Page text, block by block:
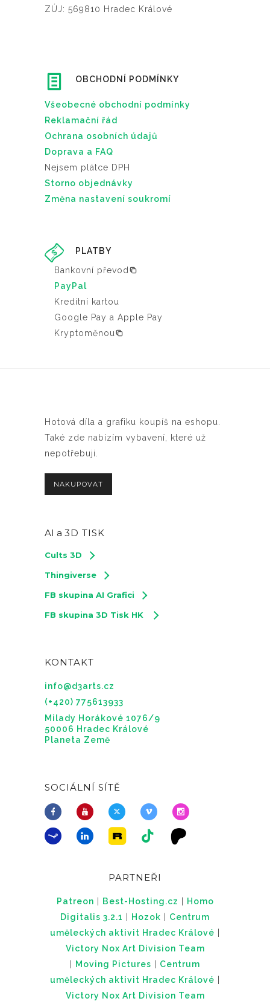
ZÚJ: 569810 Hradec Králové
OBCHODNÍ PODMÍNKY
Všeobecné obchodní podmínky
Reklamační řád
Ochrana osobních údajů
Doprava a FAQ
Nejsem plátce DPH
Storno objednávky
Změna nastavení soukromí
PLATBY
Bankovní převod
PayPal
Kreditní kartou
Google Pay a Apple Pay
Kryptoměnou
Hotová díla a grafiku koupíš na eshopu.
Také zde nabízím vybavení, které už
nepotřebuji.
NAKUPOVAT
AI a 3D TISK
Cults 3D
Thingiverse
FB skupina AI Grafici
FB skupina 3D Tisk HK
KONTAKT
info@d3arts.cz
(+420) 775613933
Milady Horákové 1076/9
50006 Hradec Králové
Planeta Země
SOCIÁLNÍ SÍTĚ
PARTNEŘI
Patreon Best-Hosting.cz
Homo
Digitalis 3.2.1
Hozok
Centrum
uměleckých aktivit Hradec Králové
Victory Nox Art Division Team
Moving Pictures
Centrum
uměleckých aktivit Hradec Králové
Victory Nox Art Division Team